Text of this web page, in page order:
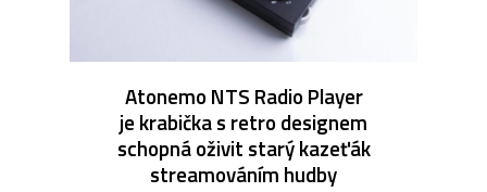
Atonemo NTS Radio Player
je krabička s retro designem
schopná oživit starý kazeťák
streamováním hudby